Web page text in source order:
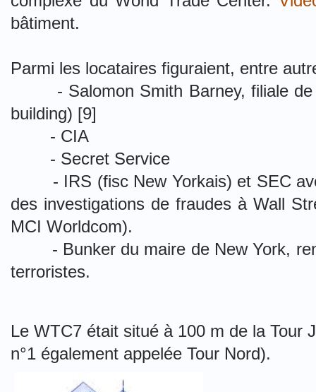
bâtiment.
Parmi les locataires figuraient, entre
- Salomon Smith Barney, filiale de
building) [9]
- CIA
- Secret Service
- IRS (fisc New Yorkais) et SEC
des investigations de fraudes à Wall
MCI Worldcom).
- Bunker du maire de New York,
terroristes.
Le WTC7 était situé à 100 m de la Tour
n°1 également appelée Tour Nord).